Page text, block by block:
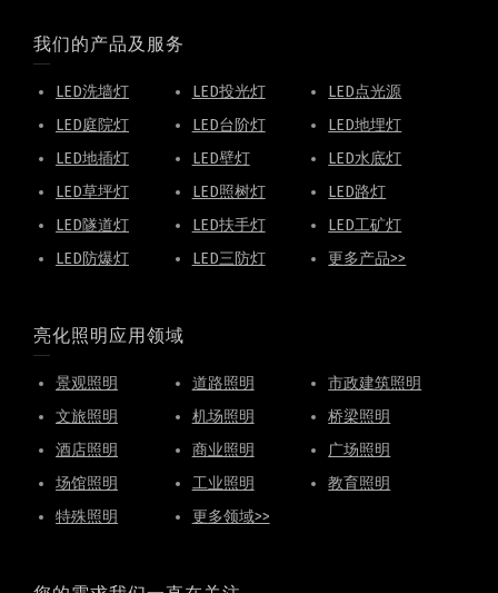
我们的产品及服务
LED洗墙灯 LED投光灯
LED点光源
LED庭院灯
LED台阶灯
LED地埋灯
LED地插灯
LED壁灯
LED水底灯
LED草坪灯
LED照树灯
LED路灯
LED隧道灯
LED扶手灯
LED工矿灯
LED防爆灯
LED三防灯 更多产品>>
亮化照明应用领域
景观照明 道路照明
市政建筑照明
文旅照明
机场照明
桥梁照明
酒店照明
商业照明
广场照明
场馆照明
工业照明
教育照明
特殊照明
更多领域>>